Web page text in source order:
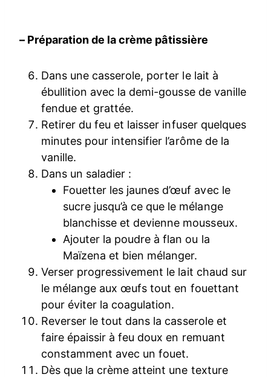
– Préparation de la crème pâtissière
Dans une casserole, porter le lait à
ébullition avec la demi-gousse de vanille
fendue et grattée.
Retirer du feu et laisser infuser quelques
minutes pour intensifier l’arôme de la
vanille.
Dans un saladier :
Fouetter les jaunes d’œuf avec le
sucre jusqu’à ce que le mélange
blanchisse et devienne mousseux.
Ajouter la poudre à flan ou la
Maïzena et bien mélanger.
Verser progressivement le lait chaud sur
le mélange aux œufs tout en fouettant
pour éviter la coagulation.
Reverser le tout dans la casserole et
faire épaissir à feu doux en remuant
constamment avec un fouet.
Dès que la crème atteint une texture